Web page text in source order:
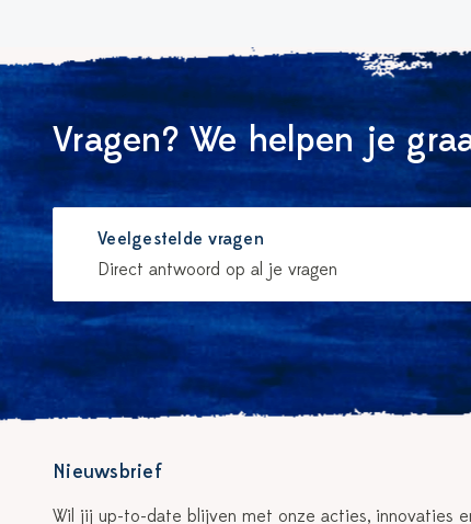
Vragen? We helpen je
Veelgestelde vragen
Direct antwoord op al je vragen
Nieuwsbrief
Wil jij up-to-date blijven met onze acties, innovaties